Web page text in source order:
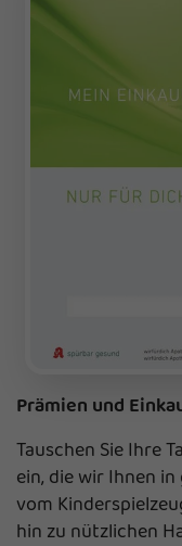
Prämien und
Tauschen Sie Ihre
ein, die wir Ihnen
vom
hin zu nützlichen